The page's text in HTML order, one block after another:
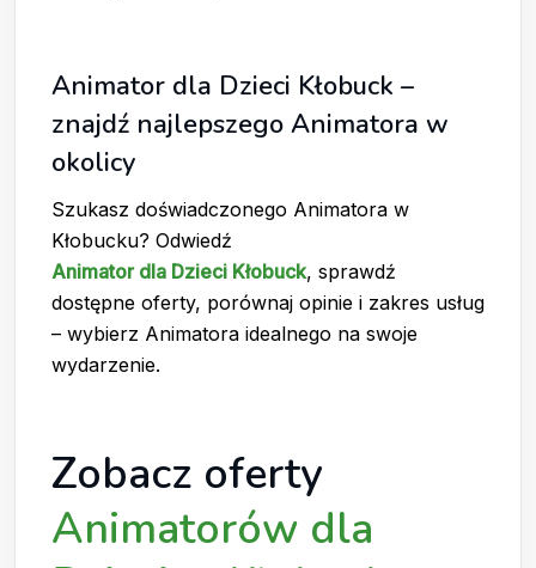
Animator dla Dzieci Kłobuck –
znajdź najlepszego Animatora w
okolicy
Szukasz doświadczonego Animatora w
Kłobucku? Odwiedź
Animator dla Dzieci Kłobuck, sprawdź
dostępne oferty, porównaj opinie i zakres usług
– wybierz Animatora idealnego na swoje
wydarzenie.
Zobacz oferty
Animatorów dla